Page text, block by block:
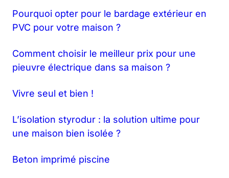
Pourquoi opter pour le bardage extérieur en
PVC pour votre maison ?
Comment choisir le meilleur prix pour une
pieuvre électrique dans sa maison ?
Vivre seul et bien !
L’isolation styrodur : la solution ultime pour
une maison bien isolée ?
Beton imprimé piscine